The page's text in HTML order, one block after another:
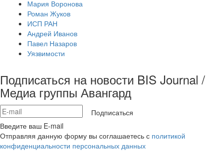
Мария Воронова
Роман Жуков
ИСП РАН
Андрей Иванов
Павел Назаров
Уязвимости
Подписаться на новости BIS Journal /
Медиа группы Авангард
Подписаться
Введите ваш E-mail
Отправляя данную форму вы соглашаетесь с политикой
конфиденциальности персональных данных